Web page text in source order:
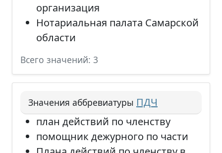
организация
Нотариальная палата Самарской
области
Всего значений: 3
Значения аббревиатуры ПДЧ
план действий по членству
помощник дежурного по части